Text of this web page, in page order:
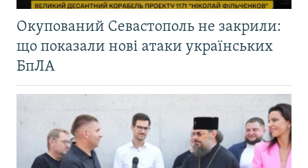
Окупований Севастополь не закрили:
що показали нові атаки українських
БпЛА